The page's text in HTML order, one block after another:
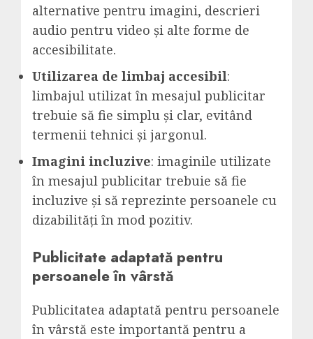
alternative pentru imagini, descrieri
audio pentru video și alte forme de
accesibilitate.
Utilizarea de limbaj accesibil:
limbajul utilizat în mesajul publicitar
trebuie să fie simplu și clar, evitând
termenii tehnici și jargonul.
Imagini incluzive: imaginile utilizate
în mesajul publicitar trebuie să fie
incluzive și să reprezinte persoanele cu
dizabilități în mod pozitiv.
Publicitate adaptată pentru
persoanele în vârstă
Publicitatea adaptată pentru persoanele
în vârstă este importantă pentru a